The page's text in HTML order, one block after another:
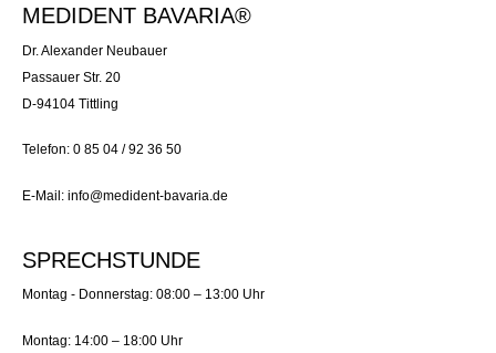
MEDIDENT BAVARIA®
Dr. Alexander Neubauer
Passauer Str. 20
D-94104 Tittling
Telefon: 0 85 04 / 92 36 50
E-Mail: info@medident-bavaria.de
SPRECHSTUNDE
Montag - Donnerstag: 08:00 – 13:00 Uhr
Montag: 14:00 – 18:00 Uhr